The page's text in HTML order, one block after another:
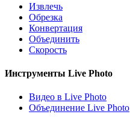
Извлечь
Обрезка
Конвертация
Объединить
Скорость
Инструменты Live Photo
Видео в Live Photo
Объединение Live Photo